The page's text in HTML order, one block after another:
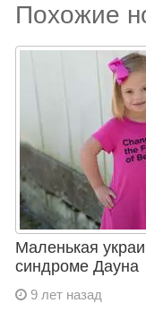
Похожие
Маленькая
синдроме Дауна
9 лет назад